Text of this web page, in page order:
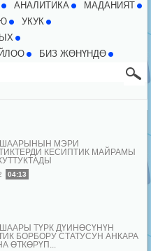
АНАЛИТИКА
МАДАНИЯТ
УКУК
БИЗ ЖӨНҮНДӨ
МЭРИ
КЕСИПТИК МАЙРАМЫ
04:13
ТҮРК ДҮЙНӨСҮНҮН
БОРБОРУ СТАТУСУН АНКАРА
ӨТКӨРҮП...